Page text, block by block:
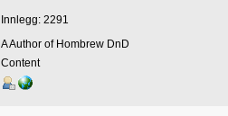
Innlegg: 2291
A Author of Hombrew DnD
Content